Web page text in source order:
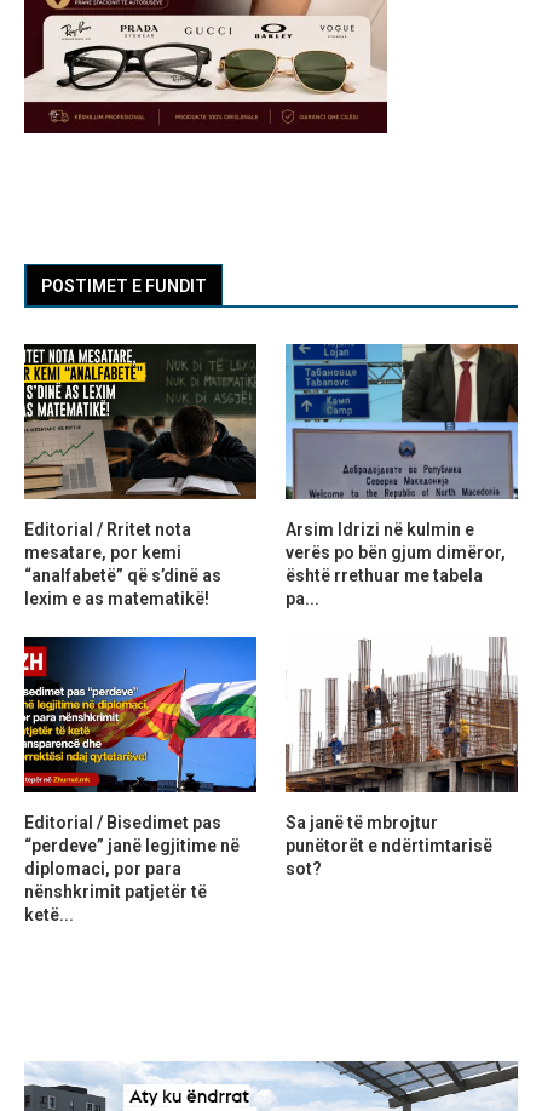
POSTIMET E FUNDIT
Editorial / Rritet nota
mesatare, por kemi
“analfabetë” që s’dinë as
lexim e as matematikë!
Arsim Idrizi në kulmin e
verës po bën gjum dimëror,
është rrethuar me tabela
pa...
Editorial / Bisedimet pas
“perdeve” janë legjitime në
diplomaci, por para
nënshkrimit patjetër të
ketë...
Sa janë të mbrojtur
punëtorët e ndërtimtarisë
sot?